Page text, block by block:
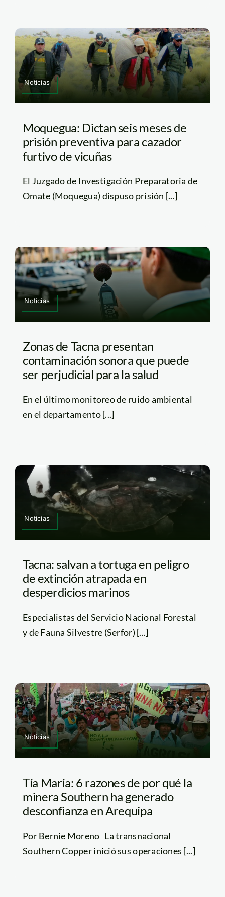
Noticias
Moquegua: Dictan seis meses de
prisión preventiva para cazador
furtivo de vicuñas
El Juzgado de Investigación Preparatoria de
Omate (Moquegua) dispuso prisión [...]
Noticias
Zonas de Tacna presentan
contaminación sonora que puede
ser perjudicial para la salud
En el último monitoreo de ruido ambiental
en el departamento [...]
Noticias
Tacna: salvan a tortuga en peligro
de extinción atrapada en
desperdicios marinos
Especialistas del Servicio Nacional Forestal
y de Fauna Silvestre (Serfor) [...]
Noticias
Tía María: 6 razones de por qué la
minera Southern ha generado
desconfianza en Arequipa
Por Bernie Moreno La transnacional
Southern Copper inició sus operaciones [...]